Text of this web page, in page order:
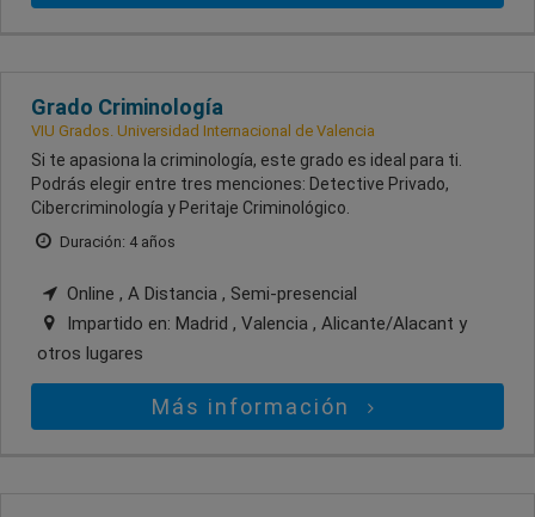
Grado Criminología
VIU Grados. Universidad Internacional de Valencia
Si te apasiona la criminología, este grado es ideal para ti.
Podrás elegir entre tres menciones: Detective Privado,
Cibercriminología y Peritaje Criminológico.
Duración: 4 años
Online , A Distancia , Semi-presencial
Impartido en: Madrid , Valencia , Alicante/Alacant y
otros lugares
Más información